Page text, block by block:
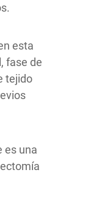
esta
fase de
tejido
es una